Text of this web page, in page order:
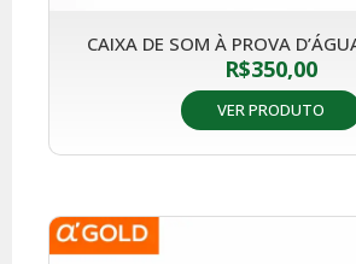
CAIXA DE SOM À PROVA
R$350,00
VER PRODUTO